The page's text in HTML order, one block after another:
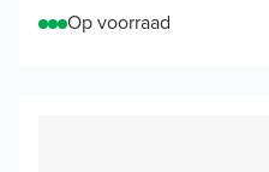
Op voorraad